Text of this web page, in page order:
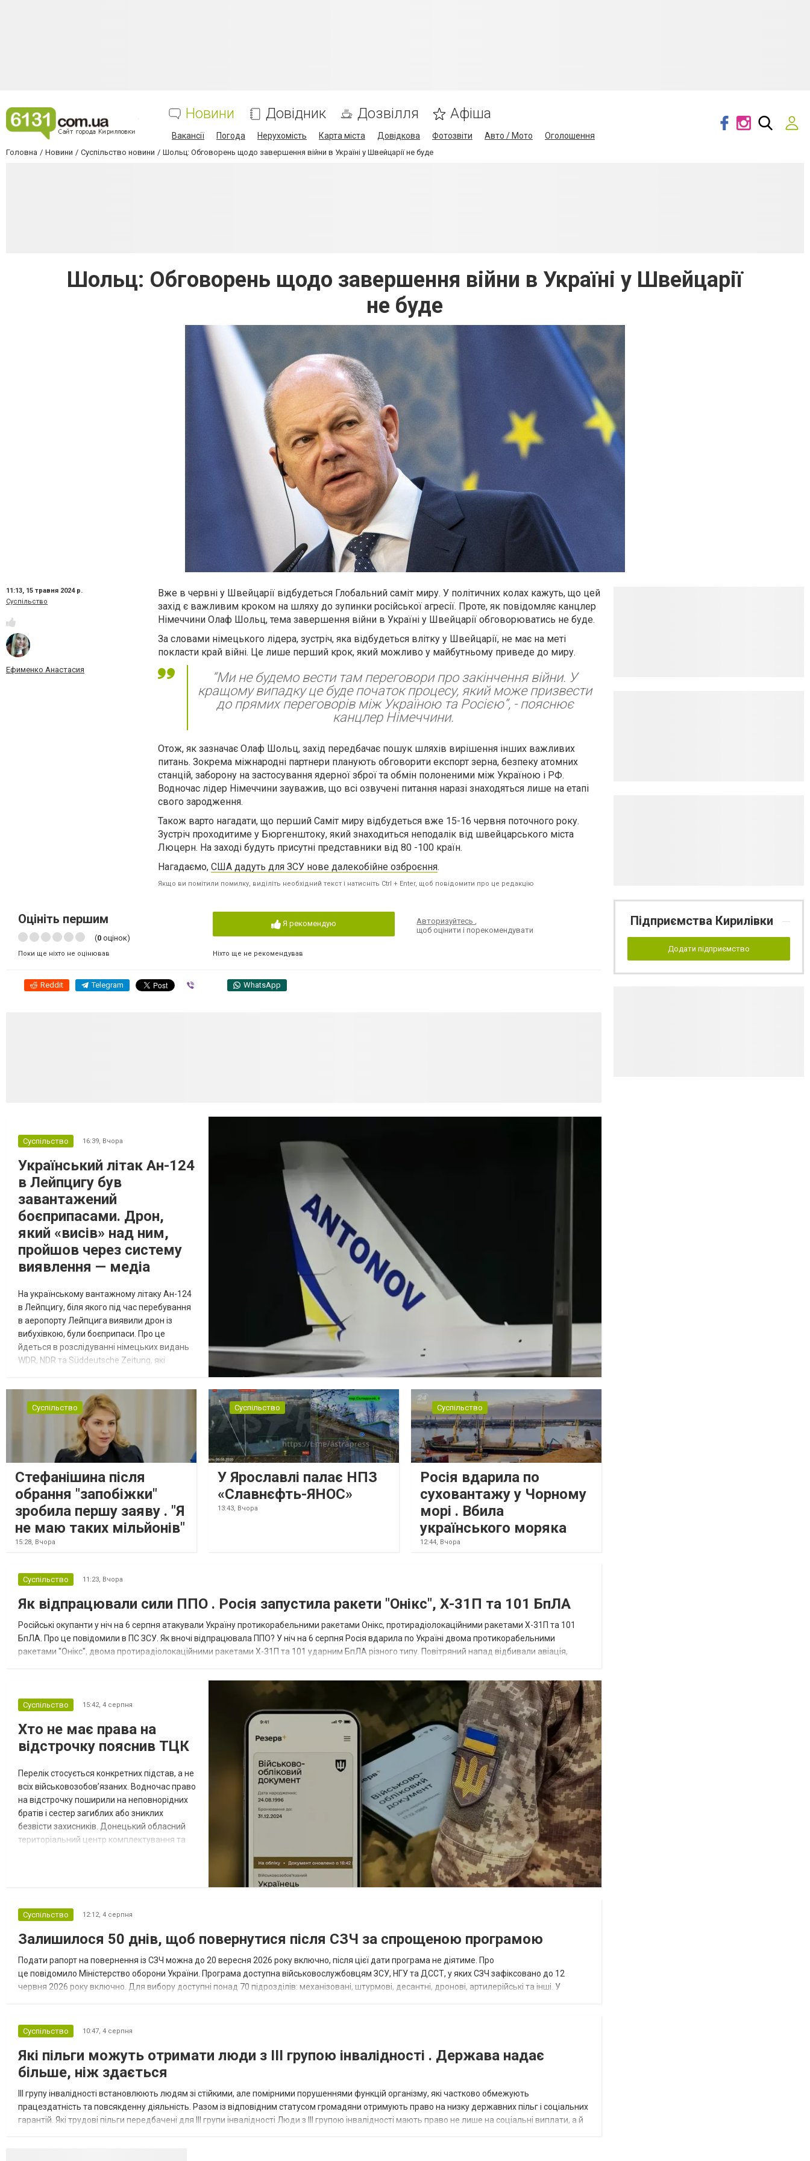
Новини Довідник Дозвілля Афіша
Вакансії Погода Нерухомість Карта міста Довідкова Фотозвіти Авто / Мото Оголошення
Головна Новини Суспільство новини Шольц: Обговорень щодо завершення війни в Україні у Швейцарії не буде
Шольц: Обговорень щодо завершення війни в Україні у Швейцарії
не буде
11:13, 15 травня 2024 р.
Суспільство
Ефименко Анастасия
Вже в червні у Швейцарії відбудеться Глобальний саміт миру. У політичних колах кажуть, що цей
захід є важливим кроком на шляху до зупинки російської агресії. Проте, як повідомляє канцлер
Німеччини Олаф Шольц, тема завершення війни в Україні у Швейцарії обговорюватись не буде.
За словами німецького лідера, зустріч, яка відбудеться влітку у Швейцарії, не має на меті
покласти край війні. Це лише перший крок, який можливо у майбутньому приведе до миру.
“Ми не будемо вести там переговори про закінчення війни. У
кращому випадку це буде початок процесу, який може призвести
до прямих переговорів між Україною та Росією”, - пояснює
канцлер Німеччини.
Отож, як зазначає Олаф Шольц, захід передбачає пошук шляхів вирішення інших важливих
питань. Зокрема міжнародні партнери планують обговорити експорт зерна, безпеку атомних
станцій, заборону на застосування ядерної зброї та обмін полоненими між Україною і РФ.
Водночас лідер Німеччини зауважив, що всі озвучені питання наразі знаходяться лише на етапі
свого зародження.
Також варто нагадати, що перший Саміт миру відбудеться вже 15-16 червня поточного року.
Зустріч проходитиме у Бюргенштоку, який знаходиться неподалік від швейцарського міста
Люцерн. На заході будуть присутні представники від 80 -100 країн.
Нагадаємо, США дадуть для ЗСУ нове далекобійне озброєння.
Якщо ви помітили помилку, виділіть необхідний текст і натисніть Ctrl + Enter, щоб повідомити про це редакцію
Оцініть першим
(0 оцінок)
Поки ще ніхто не оцінював
Я рекомендую
Ніхто ще не рекомендував
Авторизуйтесь,
щоб оцінити і порекомендувати
Reddit Telegram WhatsApp
Суспільство 16:39, Вчора
Український літак Ан-124
в Лейпцигу був
завантажений
боєприпасами. Дрон,
який «висів» над ним,
пройшов через систему
виявлення — медіа
На українському вантажному літаку Ан-124
в Лейпцигу, біля якого під час перебування
в аеропорту Лейпцига виявили дрон із
вибухівкою, були боєприпаси. Про це
йдеться в розслідуванні німецьких видань
WDR, NDR та Süddeutsche Zeitung, які
були на борту літака, незадовго до цього
доставили з Франції до Лейпцига, після
чого їх мали транспортувати далі. За
даними слідства, 4 серпня о...
Суспільство
Стефанішина після
обрання "запобіжки"
зробила першу заяву . "Я
не маю таких мільйонів"
15:28, Вчора
Суспільство
У Ярославлі палає НПЗ
«Славнєфть-ЯНОС»
13:43, Вчора
Суспільство
Росія вдарила по
суховантажу у Чорному
морі . Вбила
українського моряка
12:44, Вчора
Суспільство 11:23, Вчора
Як відпрацювали сили ППО . Росія запустила ракети "Онікс", Х-31П та 101 БпЛА
Російські окупанти у ніч на 6 серпня атакували Україну протикорабельними ракетами Онікс, протирадіолокаційними ракетами Х-31П та 101
БпЛА. Про це повідомили в ПС ЗСУ. Як вночі відпрацювала ППО? У ніч на 6 серпня Росія вдарила по Україні двома протикорабельними
ракетами "Онікс", двома протирадіолокаційними ракетами Х-31П та 101 ударним БпЛА різного типу. Повітряний напад відбивали авіація,
Суспільство 15:42, 4 серпня
Хто не має права на
відстрочку пояснив ТЦК
Перелік стосується конкретних підстав, а не
всіх військовозобов’язаних. Водночас право
на відстрочку поширили на неповнорідних
братів і сестер загиблих або зниклих
безвісти захисників. Донецький обласний
територіальний центр комплектування та
студенти, боржники з аліме...
Суспільство 12:12, 4 серпня
Залишилося 50 днів, щоб повернутися після СЗЧ за спрощеною програмою
Подати рапорт на повернення із СЗЧ можна до 20 вересня 2026 року включно, після цієї дати програма не діятиме. Про
це повідомило Міністерство оборони України. Програма доступна військовослужбовцям ЗСУ, НГУ та ДССТ, у яких СЗЧ зафіксовано до 12
червня 2026 року включно. Для вибору доступні понад 70 підрозділів: механізовані, штурмові, десантні, дронові, артилерійські та інші. У
Суспільство 10:47, 4 серпня
Які пільги можуть отримати люди з III групою інвалідності . Держава надає
більше, ніж здається
III групу інвалідності встановлюють людям зі стійкими, але помірними порушеннями функцій організму, які частково обмежують
працездатність та повсякденну діяльність. Разом із відповідним статусом громадяни отримують право на низку державних пільг і соціальних
гарантій. Які трудові пільги передбачені для III групи інвалідності Люди з III групою інвалідності мають право не лише на соціальні виплати, а й
Підприємства Кирилівки
Додати підприємство